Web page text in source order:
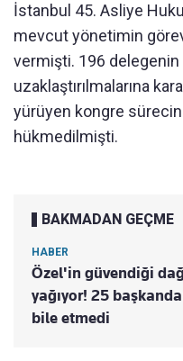
İstanbul 45. Asliye
mevcut yönetimin
vermişti. 196
uzaklaştırılmalarına
yürüyen kongre
hükmedilmişti.
BAKMADAN GEÇME
HABER
Özel'in güvendiği
yağıyor! 25
bile etmedi